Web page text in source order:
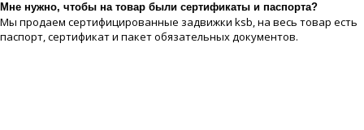
Мне нужно, чтобы на товар были сертификаты и паспорта?
Мы продаем сертифицированные задвижки ksb, на весь товар есть
паспорт, сертификат и пакет обязательных документов.